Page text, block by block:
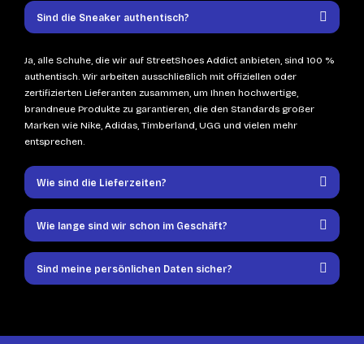
Sind die Sneaker authentisch?
Ja, alle Schuhe, die wir auf StreetShoes Addict anbieten, sind 100 %
authentisch. Wir arbeiten ausschließlich mit offiziellen oder
zertifizierten Lieferanten zusammen, um Ihnen hochwertige,
brandneue Produkte zu garantieren, die den Standards großer
Marken wie Nike, Adidas, Timberland, UGG und vielen mehr
entsprechen.
Wie sind die Lieferzeiten?
Wie lange sind wir schon im Geschäft?
Sind meine persönlichen Daten sicher?